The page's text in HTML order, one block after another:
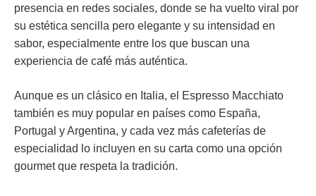
presencia en redes sociales, donde se ha vuelto viral por
su estética sencilla pero elegante y su intensidad en
sabor, especialmente entre los que buscan una
experiencia de café más auténtica.
Aunque es un clásico en Italia, el Espresso Macchiato
también es muy popular en países como España,
Portugal y Argentina, y cada vez más cafeterías de
especialidad lo incluyen en su carta como una opción
gourmet que respeta la tradición.